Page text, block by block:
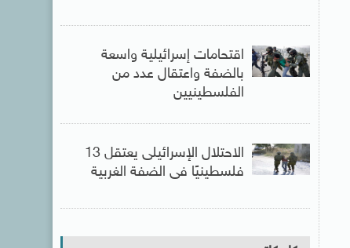
اقتحامات إسرائيلية واسعة
بالضفة واعتقال عدد من
الفلسطينيين
الاحتلال الإسرائيلى يعتقل 13
فلسطينيًا فى الضفة الغربية